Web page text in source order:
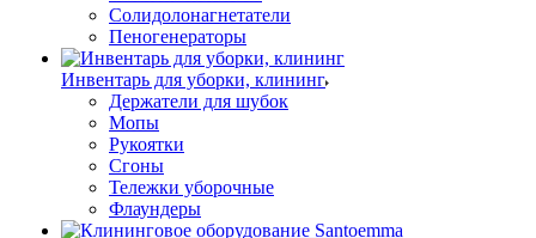
Солидолонагнетатели
Пеногенераторы
Инвентарь для уборки, клининг
Держатели для шубок
Мопы
Рукоятки
Сгоны
Тележки уборочные
Флаундеры